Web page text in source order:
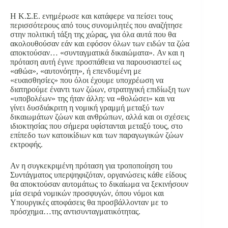
Η Κ.Σ.Ε. ενημέρωσε και κατάφερε να πείσει τους
περισσότερους από τους συνομιλητές που αναζήτησε
στην πολιτική τάξη της χώρας, για όλα αυτά που θα
ακολουθούσαν εάν και εφόσον όλων των ειδών τα ζώα
αποκτούσαν… «συνταγματικά δικαιώματα». Αν και η
πρόταση αυτή έγινε προσπάθεια να παρουσιαστεί ως
«αθώα», «αυτονόητη», ή επενδυμένη με
«ευαισθησίες» που όλοι έχουμε υποχρέωση να
διατηρούμε έναντι των ζώων, στρατηγική επιδίωξη των
«υποβολέων» της ήταν άλλη: να «θολώσει» και να
γίνει δυσδιάκριτη η νομική γραμμή μεταξύ των
δικαιωμάτων ζώων και ανθρώπων, αλλά και οι σχέσεις
ιδιοκτησίας που σήμερα υφίστανται μεταξύ τους, στο
επίπεδο των κατοικίδιων και των παραγωγικών ζώων
εκτροφής.
Αν η συγκεκριμένη πρόταση για τροποποίηση του
Συντάγματος υπερψηφιζόταν, οργανώσεις κάθε είδους
θα αποκτούσαν αυτομάτως το δικαίωμα να ξεκινήσουν
μία σειρά νομικών προσφυγών, όπου νόμοι και
Υπουργικές αποφάσεις θα προσβάλλονταν με το
πρόσχημα…της αντισυνταγματικότητας.